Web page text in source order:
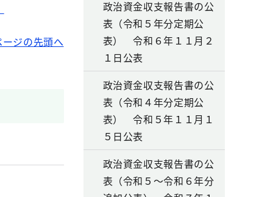
ージの先頭へ
政治資金収支報告書の公
表（令和５年分定期公
表） 令和６年１１月２
１日公表
政治資金収支報告書の公
表（令和４年分定期公
表） 令和５年１１月１
５日公表
政治資金収支報告書の公
表（令和５～令和６年分